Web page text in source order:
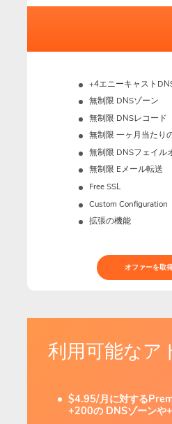
+4エニーキャスト
無制限 DNSゾーン
無制限 DNSレコード
無制限 一ヶ月当たり
無制限 DNSフェイル
無制限 Eメール転送
Free SSL
Custom Configuration
拡張の機能
オファーを取
利用可能なア
$4.95/月に対する
+200の DNSゾーンや